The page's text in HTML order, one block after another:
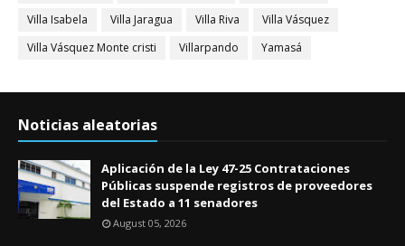
Villa Isabela
Villa Jaragua Villa Riva
Villa Vásquez
Villa Vásquez Monte cristi
Villarpando Yamasá
Noticias aleatorias
Aplicación de la Ley 47-25 Contrataciones
Públicas suspende registros de proveedores
del Estado a 11 senadores
August 05, 2026